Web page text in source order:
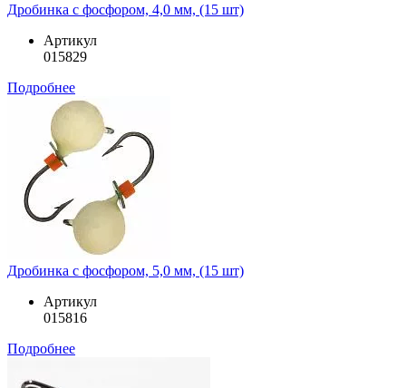
Дробинка с фосфором, 4,0 мм, (15 шт)
Артикул
015829
Подробнее
Дробинка с фосфором, 5,0 мм, (15 шт)
Артикул
015816
Подробнее